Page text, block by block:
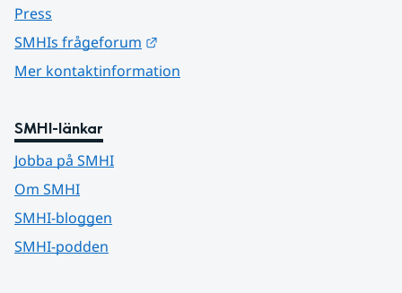
Press
SMHIs frågeforum
Mer kontaktinformation
SMHI-länkar
Jobba på SMHI
Om SMHI
SMHI-bloggen
SMHI-podden